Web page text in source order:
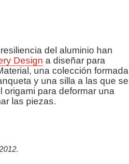
del aluminio han
Design a diseñar para
una colección formada
y una silla a las que se
origami para deformar una
las piezas.